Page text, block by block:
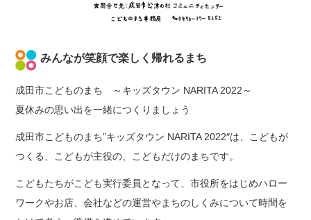
みんなが笑顔で楽しく帰れるまち
成田市こどものまち ～キッズタウン NARITA 2022～
夏休みの思い出を一緒につくりましょう
成田市こどものまち”キッズタウン NARITA 2022″は、こどもが
つくる、こどもが主役の、こどもだけのまちです。
こどもたちがこども実行委員となって、市役所をはじめハロー
ワークやお店、会社などの運営やまちのしくみについて時間を